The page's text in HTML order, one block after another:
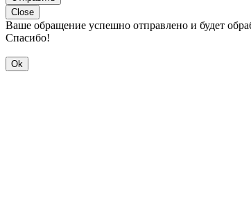
Close
Ваше обращение успешно отправлено и будет
Спасибо!
Ok